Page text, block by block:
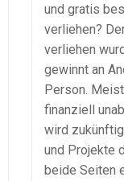
und gratis
verliehen?
verliehen
gewinnt an
Person.
finanziell
wird
und Projekte
beide Seiten